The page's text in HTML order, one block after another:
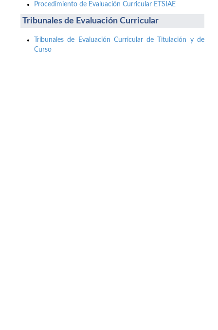
Procedimiento de Evaluación Curricular ETSIAE
Tribunales de Evaluación Curricular
Tribunales de Evaluación Curricular de Titulación y de
Curso